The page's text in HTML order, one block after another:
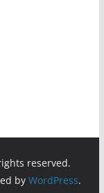
reserved.
by WordPress.